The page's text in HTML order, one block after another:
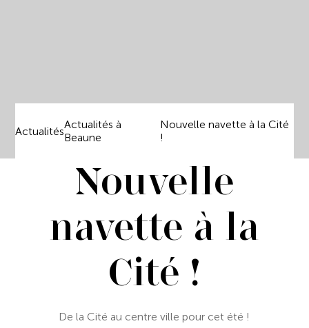
ActualitésActualités à
Beaune
Nouvelle navette à la Cité
!
Nouvelle
navette à la
Cité !
De la Cité au centre ville pour cet été !